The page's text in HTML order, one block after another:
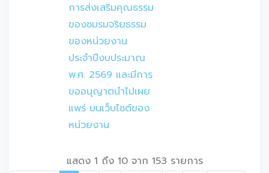
การส่งเสริมคุณธรรม
ของชมรมจริยธรรม
ของหน่วยงาน
ประจำปีงบประมาณ
พ.ศ. 2569 และมีการ
ขออนุญาตนำไปเผย
แพร่ บนเว็บไซต์ของ
หน่วยงาน
แสดง 1 ถึง 10 จาก 153 รายการ